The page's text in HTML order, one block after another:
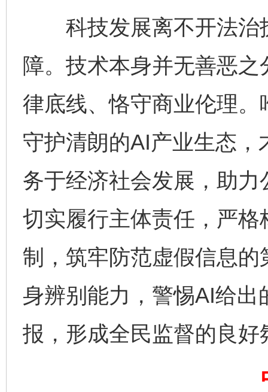
科技发展离不开法治
障。技术本身并无善恶
律底线、恪守商业伦理。
守护清朗的AI产业生态
务于经济社会发展，助
切实履行主体责任，严
制，筑牢防范虚假信息
身辨别能力，警惕AI给
报，形成全民监督的良好
完善运行机制助力责任有效落实